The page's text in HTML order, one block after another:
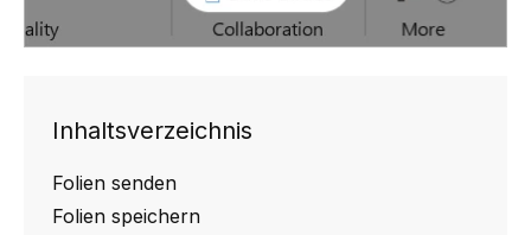
Inhaltsverzeichnis
Folien senden
Folien speichern